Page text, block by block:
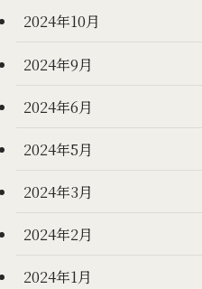
2024年10月
2024年9月
2024年6月
2024年5月
2024年3月
2024年2月
2024年1月